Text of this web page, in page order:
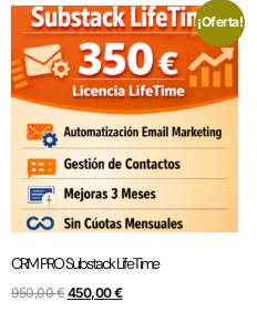
¡Oferta!
CRM PRO Substack LifeTime
950,00€ 450,00€